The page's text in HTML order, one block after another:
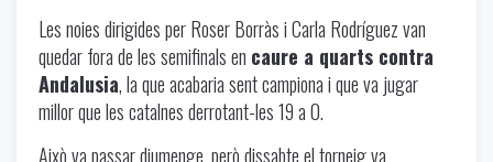
Les noies dirigides per Roser Borràs i Carla Rodríguez van
quedar fora de les semifinals en caure a quarts contra
Andalusia, la que acabaria sent campiona i que va jugar
millor que les catalnes derrotant-les 19 a 0.
Això va passar diumenge, però dissabte eltorneig va